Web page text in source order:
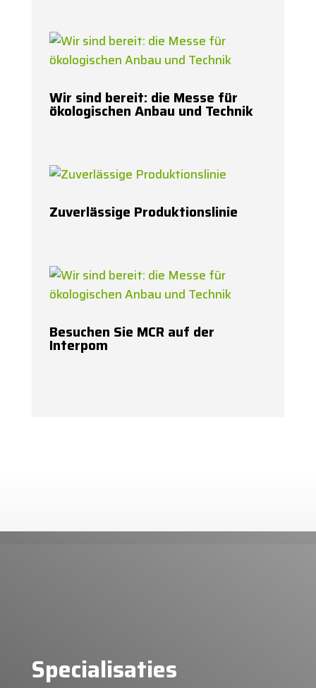
Wir sind bereit: die Messe für
ökologischen Anbau und Technik
Zuverlässige Produktionslinie
Besuchen Sie MCR auf der
Interpom
Specialisaties